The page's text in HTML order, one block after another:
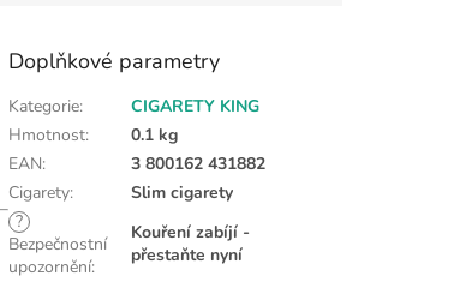
Doplňkové parametry
Kategorie:
CIGARETY KING
Hmotnost:
0.1 kg
EAN:
3 800162 431882
Cigarety:
Slim cigarety
?
Bezpečnostní
upozornění:
Kouření zabíjí -
přestaňte nyní